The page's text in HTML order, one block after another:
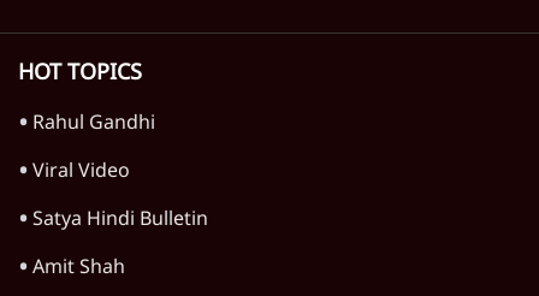
HOT TOPICS
Rahul Gandhi
Viral Video
Satya Hindi Bulletin
Amit Shah